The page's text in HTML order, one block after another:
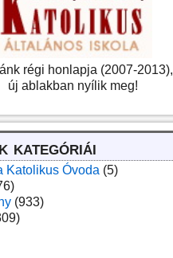
régi honlapja (2007-2013),
új ablakban nyílik meg!
kategóriái
Katolikus Óvoda (5)
(933)